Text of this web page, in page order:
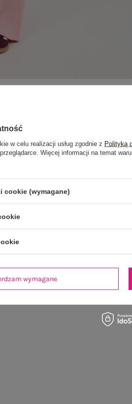
w celu realizacji usług zgodnie z Polityką
Więcej informacji na temat
cookie (wymagane)
wymagane